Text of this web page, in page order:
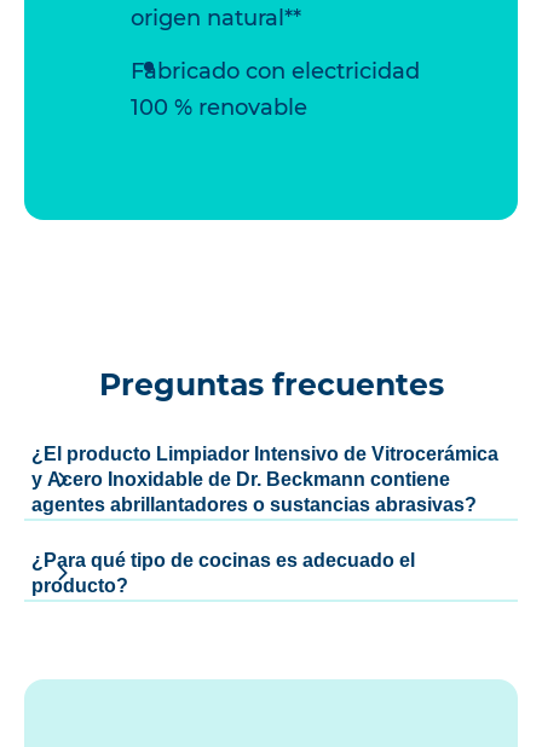
origen natural**
Fabricado con electricidad
100 % renovable
Preguntas frecuentes
¿El producto Limpiador Intensivo de Vitrocerámica
y Acero Inoxidable de Dr. Beckmann contiene
agentes abrillantadores o sustancias abrasivas?
¿Para qué tipo de cocinas es adecuado el
producto?